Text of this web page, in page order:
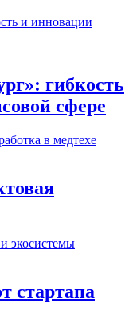
гибкость
сфере
стартапа